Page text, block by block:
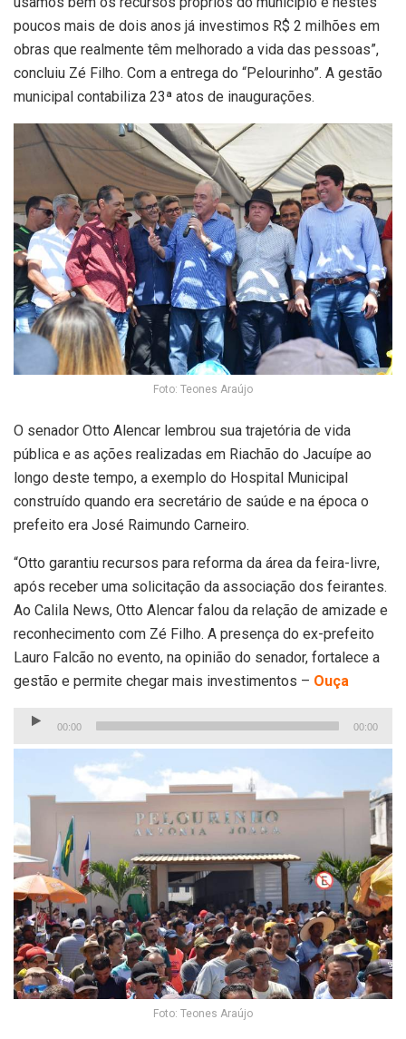
poucos mais de dois anos já investimos R$ 2 milhões em
obras que realmente têm melhorado a vida das pessoas”,
concluiu Zé Filho. Com a entrega do “Pelourinho”. A gestão
municipal contabiliza 23ª atos de inaugurações.
Foto: Teones Araújo
O senador Otto Alencar lembrou sua trajetória de vida
pública e as ações realizadas em Riachão do Jacuípe ao
longo deste tempo, a exemplo do Hospital Municipal
construído quando era secretário de saúde e na época o
prefeito era José Raimundo Carneiro.
“Otto garantiu recursos para reforma da área da feira-livre,
após receber uma solicitação da associação dos feirantes.
Ao Calila News, Otto Alencar falou da relação de amizade e
reconhecimento com Zé Filho. A presença do ex-prefeito
Lauro Falcão no evento, na opinião do senador, fortalece a
gestão e permite chegar mais investimentos – Ouça
Tocador00:00 00:00
Foto: Teones Araújo